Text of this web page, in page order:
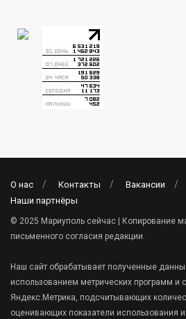
О нас Контакты Вакансии
Наши партнёры
© 2025 Мариуполь сейчас | Копирование
письменного согласия редакции.
Наш сайт обрабатывает полученные
использованием метрических программ и
Яндекс.Метрика, подсчитывающих
оценивающих показатели использования